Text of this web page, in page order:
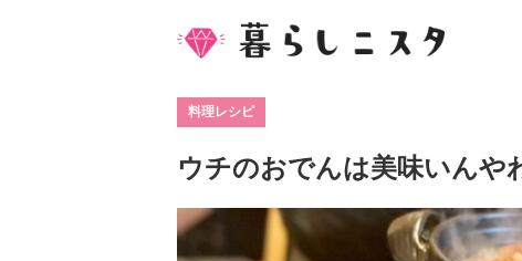
料理レシピ
ウチのおでんは美味いんや